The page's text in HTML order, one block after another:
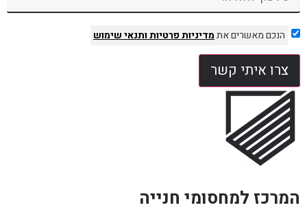
הנכם מאשרים אתמדיניות פרטיותותנאי שימוש
צרו איתי קשר
המרכז למחסומי חנייה